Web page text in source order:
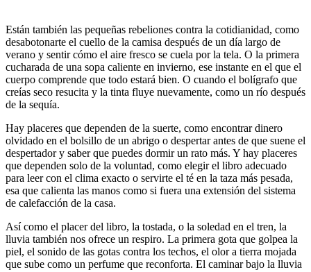
Están también las pequeñas rebeliones contra la cotidianidad, como
desabotonarte el cuello de la camisa después de un día largo de
verano y sentir cómo el aire fresco se cuela por la tela. O la primera
cucharada de una sopa caliente en invierno, ese instante en el que el
cuerpo comprende que todo estará bien. O cuando el bolígrafo que
creías seco resucita y la tinta fluye nuevamente, como un río después
de la sequía.
Hay placeres que dependen de la suerte, como encontrar dinero
olvidado en el bolsillo de un abrigo o despertar antes de que suene el
despertador y saber que puedes dormir un rato más. Y hay placeres
que dependen solo de la voluntad, como elegir el libro adecuado
para leer con el clima exacto o servirte el té en la taza más pesada,
esa que calienta las manos como si fuera una extensión del sistema
de calefacción de la casa.
Así como el placer del libro, la tostada, o la soledad en el tren, la
lluvia también nos ofrece un respiro. La primera gota que golpea la
piel, el sonido de las gotas contra los techos, el olor a tierra mojada
que sube como un perfume que reconforta. El caminar bajo la lluvia